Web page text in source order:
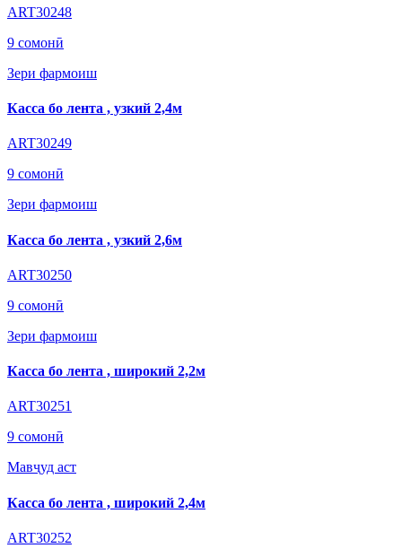
ART30248
9 сомонӣ
Зери фармоиш
Касса бо лента , узкий 2,4м
ART30249
9 сомонӣ
Зери фармоиш
Касса бо лента , узкий 2,6м
ART30250
9 сомонӣ
Зери фармоиш
Касса бо лента , широкий 2,2м
ART30251
9 сомонӣ
Мавҷуд аст
Касса бо лента , широкий 2,4м
ART30252